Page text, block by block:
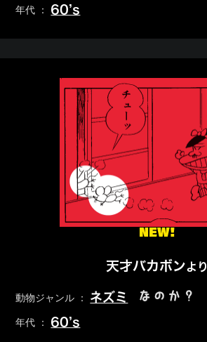
年代 ： 60’s
NEW!
天才バカボンより
動物ジャンル ： ネズミ なのか？
年代 ： 60’s